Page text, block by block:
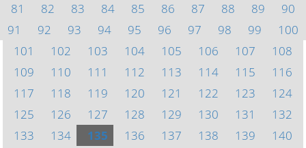
81
82 83 84 85 86 87 88 89
90
91
92 93 94 95 96 97 98 99
100
101
102 103 104 105 106 107
108
109
110 111 112 113 114 115
116
117
118 119 120 121 122 123
124
125
126 127 128 129 130 131
132
133
134 135 136 137 138 139
140